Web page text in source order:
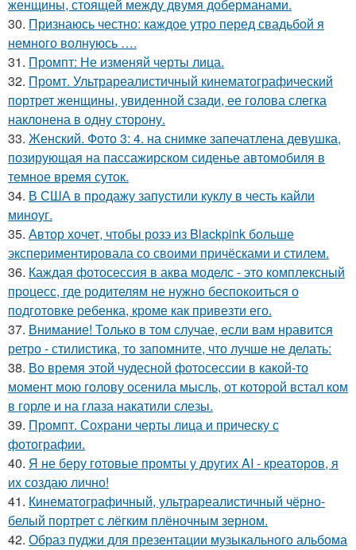
женщины, стоящей между двумя доберманами.
30. Признаюсь честно: каждое утро перед свадьбой я
немного волнуюсь ….
31. Промпт: Не изменяй черты лица.
32. Промт. Ультрареалистичный кинематографический
портрет женщины, увиденной сзади, ее голова слегка
наклонена в одну сторону.
33. Женский. Фото 3: 4. на снимке запечатлена девушка,
позирующая на пассажирском сиденье автомобиля в
темное время суток.
34. В США в продажу запустили куклу в честь кайли
миноуг.
35. Автор хочет, чтобы розэ из Blackpink больше
экспериментировала со своими причёсками и стилем.
36. Каждая фотосессия в аква моделс - это комплексный
процесс, где родителям не нужно беспокоиться о
подготовке ребенка, кроме как привезти его.
37. Внимание! Только в том случае, если вам нравится
ретро - стилистика, то запомните, что лучше не делать:
38. Во время этой чудесной фотосессии в какой-то
момент мою голову осенила мысль, от которой встал ком
в горле и на глаза накатили слезы.
39. Промпт. Сохрани черты лица и прическу с
фотографии.
40. Я не беру готовые промты у других AI - креаторов, я
их создаю лично!
41. Кинематографичный, ультрареалистичный чёрно-
белый портрет с лёгким плёночным зерном.
42. Образ пуджи для презентации музыкального альбома